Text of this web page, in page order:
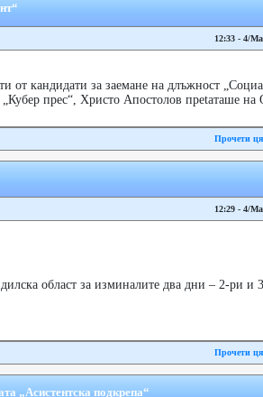
12:33 - 4/
кандидати за заемане на длъжност
„Кубер прес“, Христо Апостолов преtаташе
Прочети
12:29 - 4/
област за изминалите два дни – 2-ри и
Прочети
„Асистентска подкрепа“